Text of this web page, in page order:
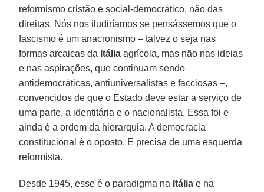
reformismo cristão e social-democrático, não das
direitas. Nós nos iludiríamos se pensássemos que o
fascismo é um anacronismo – talvez o seja nas
formas arcaicas da Itália agrícola, mas não nas ideias
e nas aspirações, que continuam sendo
antidemocráticas, antiuniversalistas e facciosas –,
convencidos de que o Estado deve estar a serviço de
uma parte, a identitária e o nacionalista. Essa foi e
ainda é a ordem da hierarquia. A democracia
constitucional é o oposto. E precisa de uma esquerda
reformista.
Desde 1945, esse é o paradigma na Itália e na